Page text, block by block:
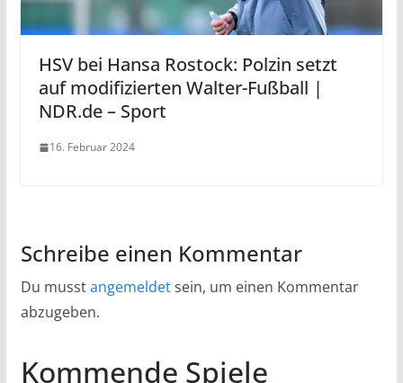
HSV bei Hansa Rostock: Polzin setzt
auf modifizierten Walter-Fußball |
NDR.de – Sport
16. Februar 2024
Schreibe einen Kommentar
Du musstangemeldetsein, um einen Kommentar
abzugeben.
Kommende Spiele